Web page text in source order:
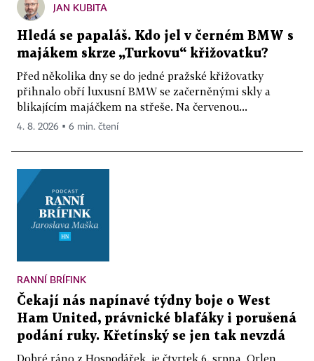
JAN KUBITA
Hledá se papaláš. Kdo jel v černém BMW s
majákem skrze „Turkovu“ křižovatku?
Před několika dny se do jedné pražské křižovatky
přihnalo obří luxusní BMW se začerněnými skly a
blikajícím majáčkem na střeše. Na červenou...
4. 8. 2026 ▪ 6 min. čtení
RANNÍ BRÍFINK
Čekají nás napínavé týdny boje o West
Ham United, právnické blafáky i porušená
podání ruky. Křetínský se jen tak nevzdá
Dobré ráno z Hospodářek, je čtvrtek 6. srpna, Orlen